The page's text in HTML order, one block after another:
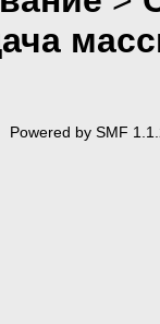
Powered by SMF